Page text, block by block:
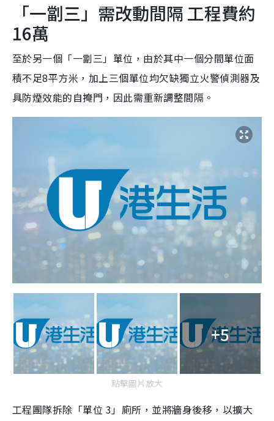
「一劏三」需改動間隔 工程費約
16萬
至於另一個「一劏三」單位，由於其中一個分間單位面
積不足8平方米，加上三個單位均欠缺獨立火警偵測器及
具防煙效能的自掩門，因此需重新調整間隔。
+5
點擊圖片放大
工程團隊拆除「單位 3」廁所，並將牆身後移，以擴大